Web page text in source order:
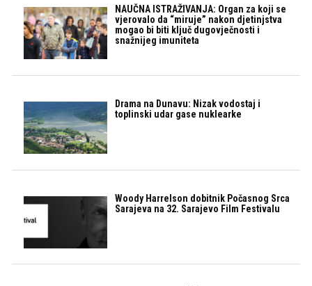
NAUČNA ISTRAŽIVANJA: Organ za koji se
vjerovalo da “miruje” nakon djetinjstva
mogao bi biti ključ dugovječnosti i
snažnijeg imuniteta
Drama na Dunavu: Nizak vodostaj i
toplinski udar gase nuklearke
Woody Harrelson dobitnik Počasnog Srca
Sarajeva na 32. Sarajevo Film Festivalu